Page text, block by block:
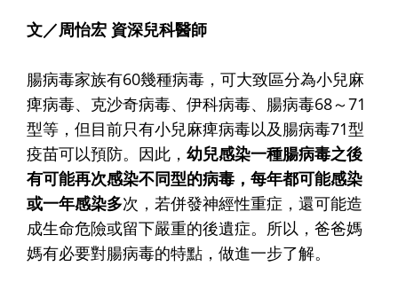
文／周怡宏 資深兒科醫師
腸病毒家族有60幾種病毒，可大致區分為小兒麻
痺病毒、克沙奇病毒、伊科病毒、腸病毒68～71
型等，但目前只有小兒麻痺病毒以及腸病毒71型
疫苗可以預防。因此， 幼兒感染一種腸病毒之後
有可能再次感染不同型的病毒，每年都可能感染
或一年感染多次，若併發神經性重症，還可能造
成生命危險或留下嚴重的後遺症。所以，爸爸媽
媽有必要對腸病毒的特點，做進一步了解。